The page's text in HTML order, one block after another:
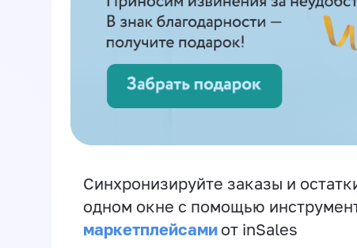
Синхронизируйте заказы и
одном окне с помощью
маркетплейсами от inSales